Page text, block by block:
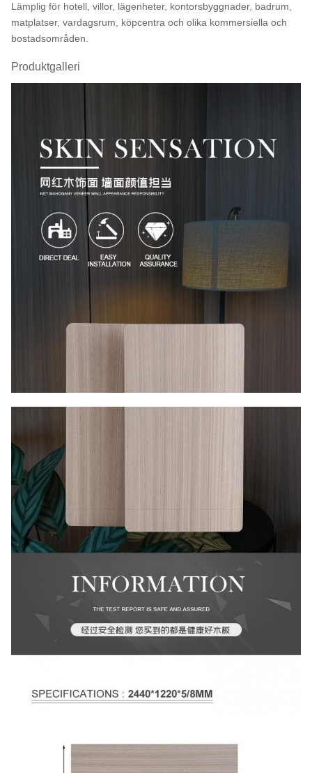
Lämplig för hotell, villor, lägenheter, kontorsbyggnader, badrum,
matplatser, vardagsrum, köpcentra och olika kommersiella och
bostadsområden.
Produktgalleri